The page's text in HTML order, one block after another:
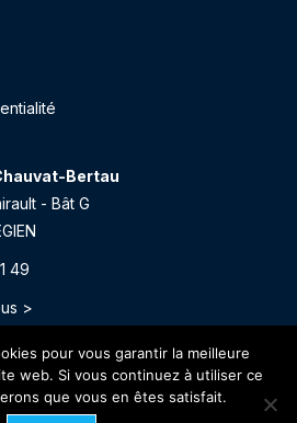
Bertau
- Bât G
49
>
pour vous garantir la meilleure
web. Si vous continuez à utiliser ce
que vous en êtes satisfait.